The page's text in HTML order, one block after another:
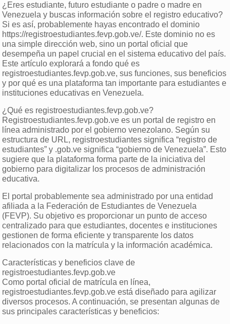
¿Eres estudiante, futuro estudiante o padre o madre en
Venezuela y buscas información sobre el registro educativo?
Si es así, probablemente hayas encontrado el dominio
https://registroestudiantes.fevp.gob.ve/. Este dominio no es
una simple dirección web, sino un portal oficial que
desempeña un papel crucial en el sistema educativo del país.
Este artículo explorará a fondo qué es
registroestudiantes.fevp.gob.ve, sus funciones, sus beneficios
y por qué es una plataforma tan importante para estudiantes e
instituciones educativas en Venezuela.
¿Qué es registroestudiantes.fevp.gob.ve?
Registroestudiantes.fevp.gob.ve es un portal de registro en
línea administrado por el gobierno venezolano. Según su
estructura de URL, registroestudiantes significa “registro de
estudiantes” y .gob.ve significa “gobierno de Venezuela”. Esto
sugiere que la plataforma forma parte de la iniciativa del
gobierno para digitalizar los procesos de administración
educativa.
El portal probablemente sea administrado por una entidad
afiliada a la Federación de Estudiantes de Venezuela
(FEVP). Su objetivo es proporcionar un punto de acceso
centralizado para que estudiantes, docentes e instituciones
gestionen de forma eficiente y transparente los datos
relacionados con la matrícula y la información académica.
Características y beneficios clave de
registroestudiantes.fevp.gob.ve
Como portal oficial de matrícula en línea,
registroestudiantes.fevp.gob.ve está diseñado para agilizar
diversos procesos. A continuación, se presentan algunas de
sus principales características y beneficios: